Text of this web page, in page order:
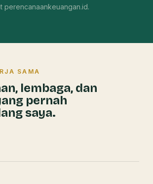
SAMA
lembaga, dan
pernah
saya.